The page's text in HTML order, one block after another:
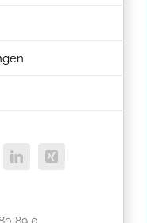
LinkedInXing